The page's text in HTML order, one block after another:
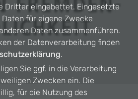
Dritter eingebettet. Eingesetzte
für eigene Zwecke
Daten zusammenführen.
der Datenverarbeitung finden
.
Sie ggf. in die Verarbeitung
Zwecken ein. Die
für die Nutzung des